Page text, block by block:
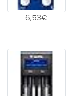
6,53€